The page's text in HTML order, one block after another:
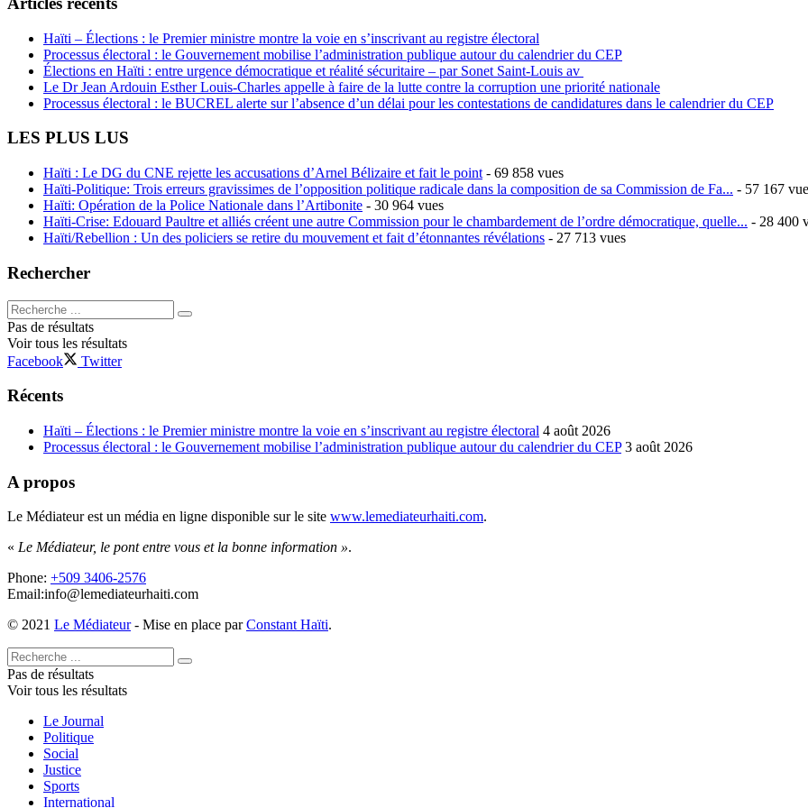
Haïti – Élections : le Premier ministre montre la voie en s’inscrivant au registre électoral
Processus électoral : le Gouvernement mobilise l’administration publique autour du calendrier du CEP
Élections en Haïti : entre urgence démocratique et réalité sécuritaire – par Sonet Saint-Louis av
Le Dr Jean Ardouin Esther Louis-Charles appelle à faire de la lutte contre la corruption une priorité nationale
Processus électoral : le BUCREL alerte sur l’absence d’un délai pour les contestations de candidatures dans le calendrier du CEP
LES PLUS LUS
Haïti : Le DG du CNE rejette les accusations d’Arnel Bélizaire et fait le point - 69 858 vues
Haïti-Politique: Trois erreurs gravissimes de l’opposition politique radicale dans la composition de sa Commission de Fa... - 57 167
Haïti: Opération de la Police Nationale dans l’Artibonite - 30 964 vues
Haïti-Crise: Edouard Paultre et alliés créent une autre Commission pour le chambardement de l’ordre démocratique, quelle... - 28 400
Haïti/Rebellion : Un des policiers se retire du mouvement et fait d’étonnantes révélations - 27 713 vues
Rechercher
Pas de résultats
Voir tous les résultats
Facebook
Twitter
Récents
Haïti – Élections : le Premier ministre montre la voie en s’inscrivant au registre électoral 4 août 2026
Processus électoral : le Gouvernement mobilise l’administration publique autour du calendrier du CEP 3 août 2026
A propos
Le Médiateur est un média en ligne disponible sur le site www.lemediateurhaiti.com.
« Le Médiateur, le pont entre vous et la bonne information ».
Phone: +509 3406-2576
Email:info@lemediateurhaiti.com
© 2021 Le Médiateur- Mise en place parConstant Haïti.
Pas de résultats
Voir tous les résultats
Le Journal
Politique
Social
Justice
Sports
International